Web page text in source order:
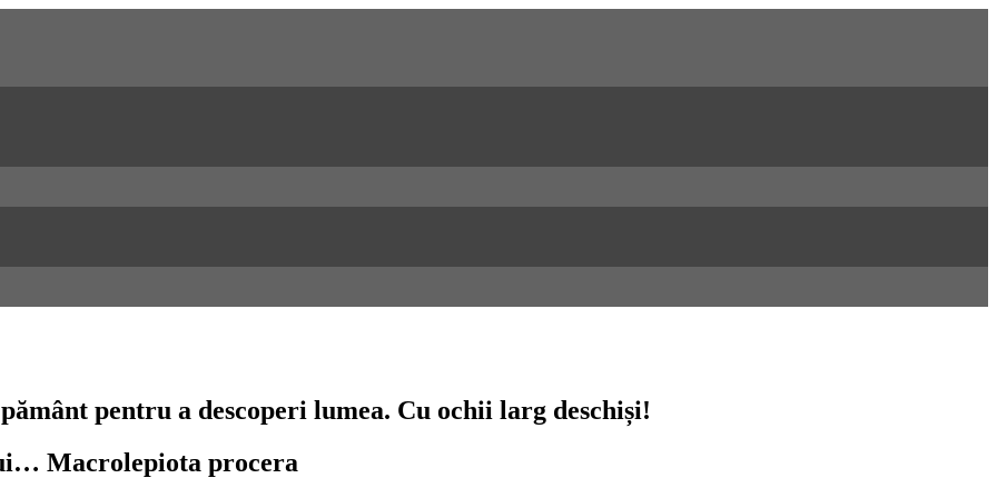
pentru a descoperi lumea. Cu ochii larg deschiși!
Macrolepiota procera